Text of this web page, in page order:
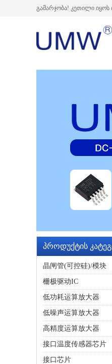
გამარჯობა! კეთილი იყოს
პროდუქტის
晶闸管(可控硅)/模块
栅极驱动IC
低功耗运算放大器
低噪声运算放大器
高精度运算放大器
接口温度传感器芯片
接口芯片